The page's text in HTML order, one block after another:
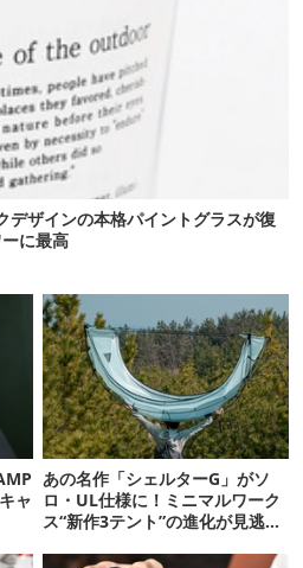
デザインの本格パイントグラスが復
に最高
ャ
あの名作「シェルターG」がソ
ロ・UL仕様に！ミニマルワーク
ス“新作3テント”の進化が見逃せ